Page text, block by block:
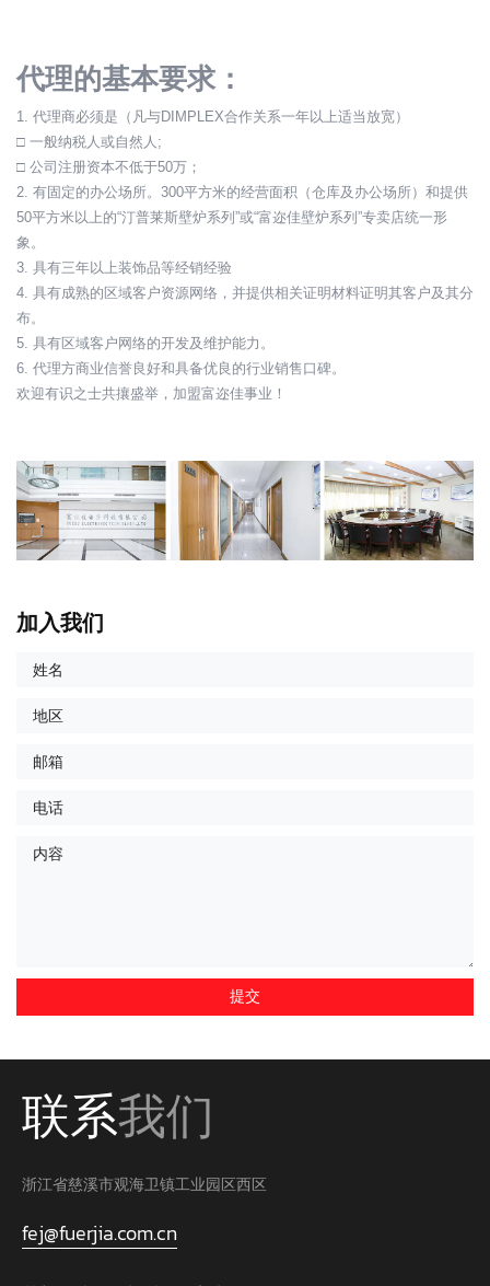
代理的基本要求：
1. 代理商必须是（凡与DIMPLEX合作关系一年以上适当放宽）
□ 一般纳税人或自然人;
□ 公司注册资本不低于50万；
2. 有固定的办公场所。300平方米的经营面积（仓库及办公场所）和提供
50平方米以上的“汀普莱斯壁炉系列”或“富迩佳壁炉系列”专卖店统一形
象。
3. 具有三年以上装饰品等经销经验
4. 具有成熟的区域客户资源网络，并提供相关证明材料证明其客户及其分
布。
5. 具有区域客户网络的开发及维护能力。
6. 代理方商业信誉良好和具备优良的行业销售口碑。
欢迎有识之士共攘盛举，加盟富迩佳事业！
加入我们
联系我们
浙江省慈溪市观海卫镇工业园区西区
fej@fuerjia.com.cn